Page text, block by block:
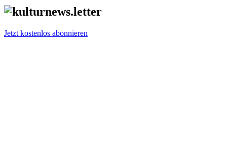
Jetzt kostenlos abonnieren